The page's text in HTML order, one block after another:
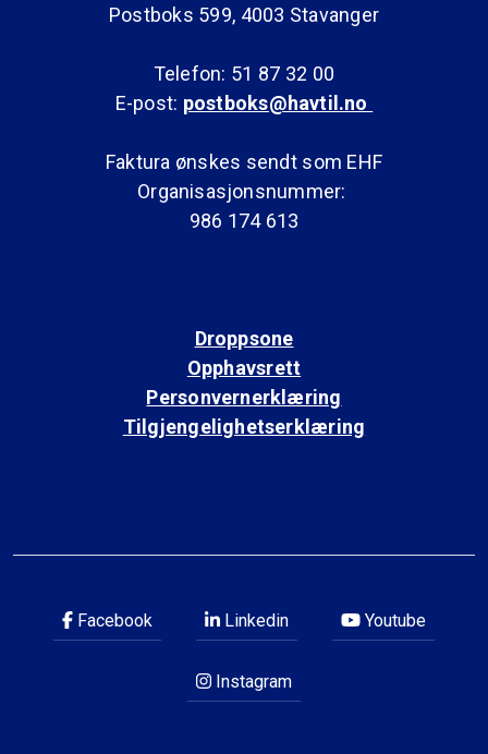
Postboks 599, 4003 Stavanger
Telefon: 51 87 32 00
E-post: postboks@havtil.no
Faktura ønskes sendt som EHF
Organisasjonsnummer:
986 174 613
Droppsone
Opphavsrett
Personvernerklæring
Tilgjengelighetserklæring
Facebook Linkedin Youtube
Instagram